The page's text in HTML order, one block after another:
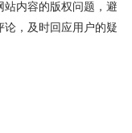
网站建设费用
站内容的版权问题，避
，及时回应用户的疑